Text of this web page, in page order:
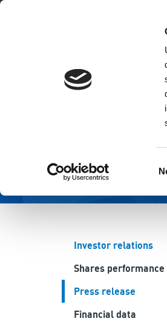
Investor relations
Shares performance
Press release
Financial data